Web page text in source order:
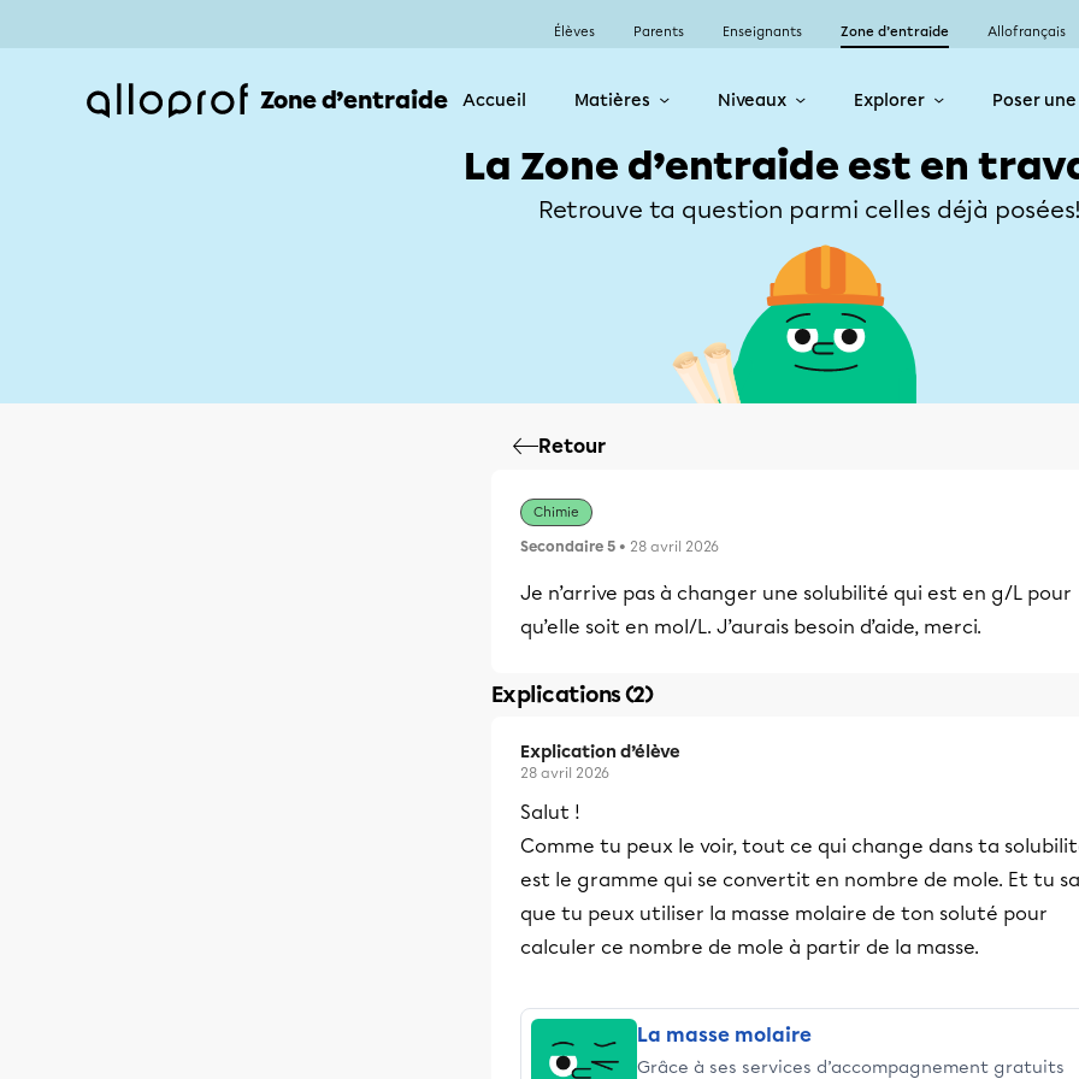
Élèves Parents Enseignants Zone d’entraide Allofrançais
Zone d’entraide Accueil Matières Niveaux Explorer Poser
La Zone d’entraide est en
Retrouve ta question parmi celles déjà posées!
Retour
Chimie
Secondaire 5 • 28 avril 2026
Je n’arrive pas à changer une solubilité qui est en g/L pour
qu’elle soit en mol/L. J’aurais besoin d’aide, merci.
Explications (2)
Explication d’élève
28 avril 2026
Salut !
Comme tu peux le voir, tout ce qui change dans ta
est le gramme qui se convertit en nombre de mole. Et tu
que tu peux utiliser la masse molaire de ton soluté pour
calculer ce nombre de mole à partir de la masse.
La masse molaire
Grâce à ses services d’accompagnement gratuits